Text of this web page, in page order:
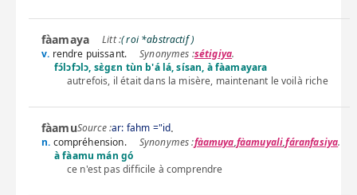
fàamaya
( roi *abstractif )
v. rendre puissant. sétigiya.
fɔ́lɔfɔlɔ, sɛ̀gɛn tùn b'á lá, sísan, à fàamayara
autrefois, il était dans la misère, maintenant le voilà riche
fàamuSource :ar: fahm ="id.
n. compréhension. fàamuya,fàamuyali,fáranfasiya.
à fàamu mán gó
ce n'est pas difficile à comprendre